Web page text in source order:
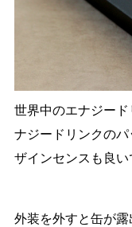
世界中のエナジー
ナジードリンクの
ザインセンスも良い
外装を外すと缶が露